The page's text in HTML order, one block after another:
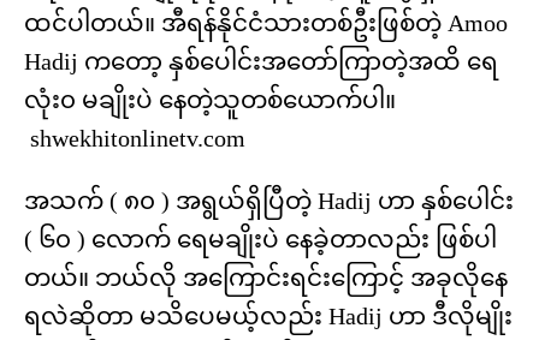
ထင်ပါတယ်။ အီရန်နိုင်ငံသားတစ်ဦးဖြစ်တဲ့ Amoo
Hadij ကတော့ နှစ်ပေါင်းအတော်ကြာတဲ့အထိ ရေ
လုံး၀ မချိုးပဲ နေတဲ့သူတစ်ယောက်ပါ။
shwekhitonlinetv.com
အသက် ( ၈၀ ) အရွယ်ရှိပြီတဲ့ Hadij ဟာ နှစ်ပေါင်း
( ၆၀ ) လောက် ရေမချိုးပဲ နေခဲ့တာလည်း ဖြစ်ပါ
တယ်။ ဘယ်လို အကြောင်းရင်းကြောင့် အခုလိုနေ
ရလဲဆိုတာ မသိပေမယ့်လည်း Hadij ဟာ ဒီလိုမျိုး